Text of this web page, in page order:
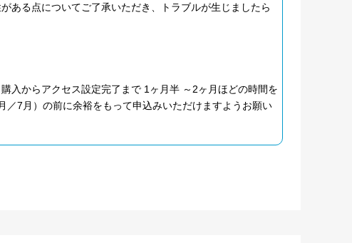
ある点についてご了承いただき、トラブルが生じましたら
入からアクセス設定完了まで 1ヶ月半 ～2ヶ月ほどの時間を
7月）の前に余裕をもって申込みいただけますようお願い